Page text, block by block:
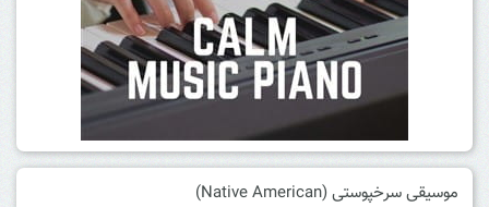
موسیقی سرخپوستی (Native American)